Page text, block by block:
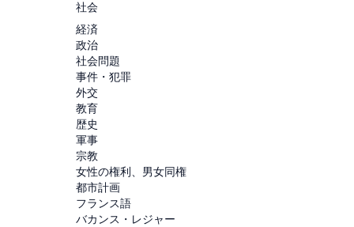
社会
経済
政治
社会問題
事件・犯罪
外交
教育
歴史
軍事
宗教
女性の権利、男女同権
都市計画
フランス語
バカンス・レジャー